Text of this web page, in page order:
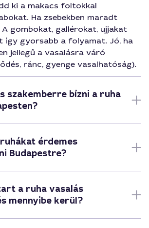
ki a makacs foltokkal
Ha zsebekben maradt
gombokat, gallérokat, ujjakat
így gyorsabb a folyamat. Jó, ha
jellegű a vasalásra váró
ránc, gyenge vasalhatóság).
szakemberre bízni a ruha
érdemes
Budapestre?
a ruha vasalás
mennyibe kerül?